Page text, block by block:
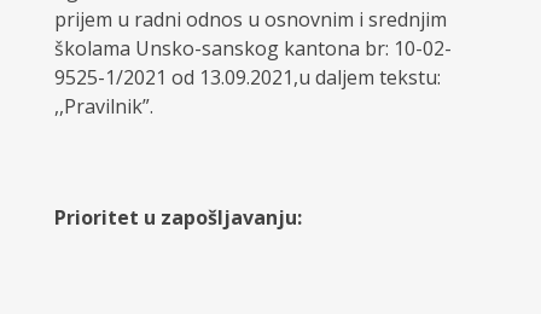
prijem u radni odnos u osnovnim i srednjim
školama Unsko-sanskog kantona br: 10-02-
9525-1/2021 od 13.09.2021,u daljem tekstu:
,,Pravilnik”.
Prioritet u zapošljavanju: